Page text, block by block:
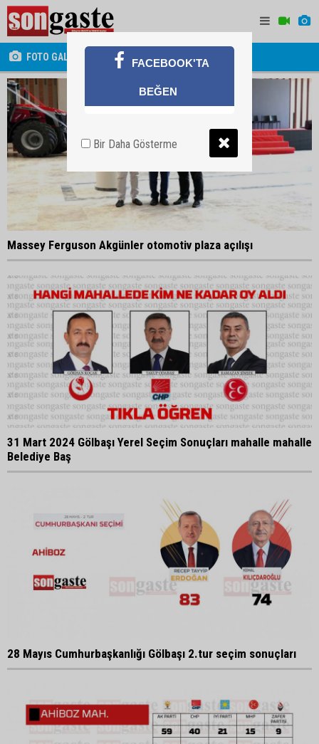
FOTO GALERİ
Massey Ferguson Akgünler otomotiv plaza açılışı
31 Mart 2024 Gölbaşı Yerel Seçim Sonuçları mahalle mahalle
Belediye Baş
28 Mayıs Cumhurbaşkanlığı Gölbaşı 2.tur seçim sonuçları
FACEBOOK'TA
BEĞEN
Bir Daha Gösterme